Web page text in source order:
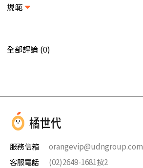
規範
全部評論 (0)
服務信箱
orangevip@udngroup.com
客服電話
(02)2649-1681按2